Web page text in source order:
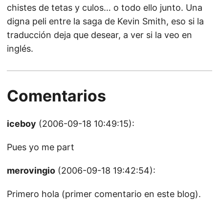
chistes de tetas y culos… o todo ello junto. Una
digna peli entre la saga de Kevin Smith, eso si la
traducción deja que desear, a ver si la veo en
inglés.
Comentarios
iceboy (2006-09-18 10:49:15):
Pues yo me part
merovingio (2006-09-18 19:42:54):
Primero hola (primer comentario en este blog).